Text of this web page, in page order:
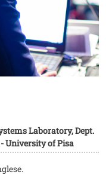
Laboratory, Dept.
University of Pisa